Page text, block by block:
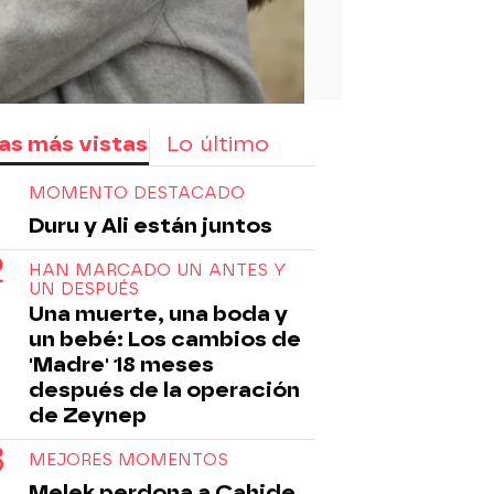
más vistas Lo último
MOMENTO DESTACADO
Duru y Ali están juntos
HAN MARCADO UN ANTES Y
UN DESPUÉS
Una muerte, una boda y
un bebé: Los cambios de
'Madre' 18 meses
después de la operación
de Zeynep
MEJORES MOMENTOS